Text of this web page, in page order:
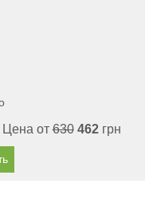
Цена от630 462грн